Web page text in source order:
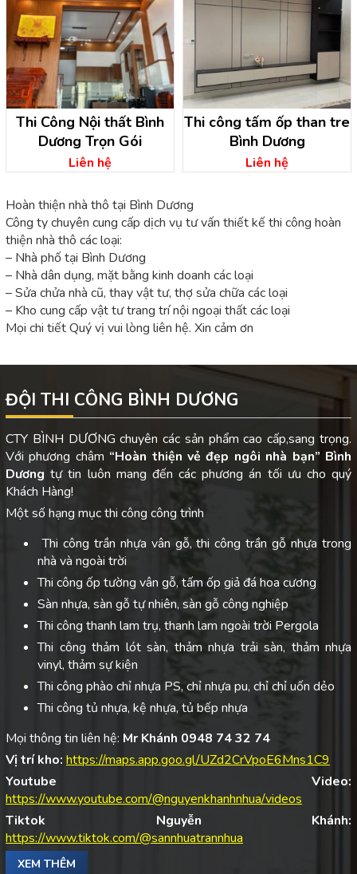
Thi Công Nội thất Bình
Dương Trọn Gói
Liên hệ
Thi công tấm ốp than tre
Bình Dương
Liên hệ
Hoàn thiện nhà thô tại Bình Dương
Công ty chuyên cung cấp dịch vụ tư vấn thiết kế thi công hoàn
thiện nhà thô các loại:
– Nhà phố tại Bình Dương
– Nhà dân dụng, mặt bằng kinh doanh các loại
– Sửa chửa nhà cũ, thay vật tư, thợ sửa chữa các loại
– Kho cung cấp vật tư trang trí nội ngoại thất các loại
Mọi chi tiết Quý vị vui lòng liên hệ. Xin cảm ơn
ĐỘI THI CÔNG BÌNH DƯƠNG
CTY BÌNH DƯƠNG chuyên các sản phẩm cao cấp,sang trọng.
Với phương châm “Hoàn thiện vẻ đẹp ngôi nhà bạn” Bình
Dươngtự tin luôn mang đến các phương án tối ưu cho quý
Khách Hàng!
Một số hạng mục thi công công trình
Thi công trần nhựa vân gỗ, thi công trần gỗ nhựa trong
nhà và ngoài trời
Thi công ốp tường vân gỗ, tấm ốp giả đá hoa cương
Sàn nhựa, sàn gỗ tự nhiên, sàn gỗ công nghiệp
Thi công thanh lam trụ, thanh lam ngoài trời Pergola
Thi công thảm lót sàn, thảm nhựa trải sàn, thảm nhựa
vinyl, thảm sự kiện
Thi công phào chỉ nhựa PS, chỉ nhựa pu, chỉ chỉ uốn dẻo
Thi công tủ nhựa, kệ nhựa, tủ bếp nhựa
Mọi thông tin liên hệ: Mr Khánh 0948 74 32 74
Vị trí kho: https://maps.app.goo.gl/UZd2CrVpoE6Mns1C9
Youtube Video:
https://www.youtube.com/@nguyenkhanhnhua/videos
Tiktok Nguyễn Khánh:
https://www.tiktok.com/@sannhuatrannhua
XEM THÊM